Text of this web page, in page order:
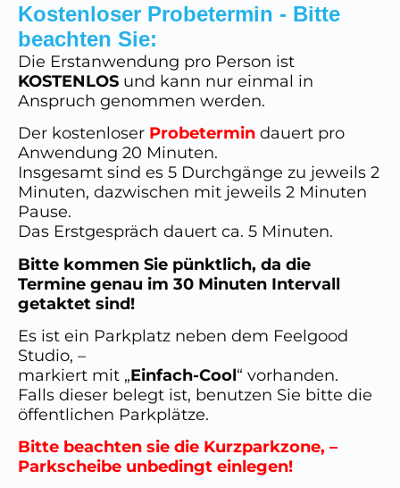
Kostenloser Probetermin - Bitte
beachten Sie:
Die Erstanwendung pro Person ist
KOSTENLOS und kann nur einmal in
Anspruch genommen werden.
Der kostenloser Probetermin dauert pro
Anwendung 20 Minuten.
Insgesamt sind es 5 Durchgänge zu jeweils 2
Minuten, dazwischen mit jeweils 2 Minuten
Pause.
Das Erstgespräch dauert ca. 5 Minuten.
Bitte kommen Sie pünktlich, da die
Termine genau im 30 Minuten Intervall
getaktet sind!
Es ist ein Parkplatz neben dem Feelgood
Studio, –
markiert mit „Einfach-Cool“ vorhanden.
Falls dieser belegt ist, benutzen Sie bitte die
öffentlichen Parkplätze.
Bitte beachten sie die Kurzparkzone, –
Parkscheibe unbedingt einlegen!